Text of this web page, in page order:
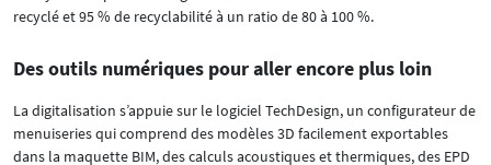
recyclé et 95 % de recyclabilité à un ratio de 80 à 100 %.
Des outils numériques pour aller encore plus loin
La digitalisation s’appuie sur le logiciel TechDesign, un configurateur de
menuiseries qui comprend des modèles 3D facilement exportables
dans la maquette BIM, des calculs acoustiques et thermiques, des EPD